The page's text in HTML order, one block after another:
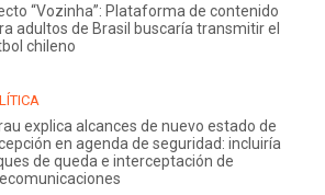
“Vozinha”: Plataforma de contenido
adultos de Brasil buscaría transmitir el
chileno
explica alcances de nuevo estado de
en agenda de seguridad: incluiría
de queda e interceptación de